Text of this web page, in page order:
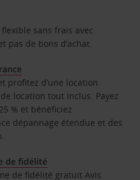
sans frais avec
pas de bons d’achat.
profitez d’une location
location tout inclus. Payez
% et bénéficiez
dépannage étendue et des
de fidélité
de fidélité gratuit Avis